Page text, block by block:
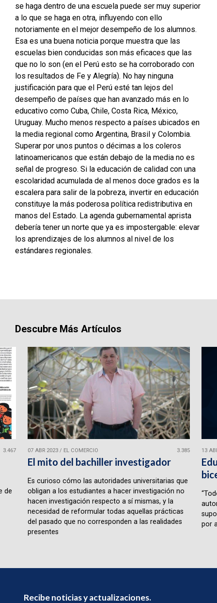
se haga dentro de una escuela puede ser muy superior
a lo que se haga en otra, influyendo con ello
notoriamente en el mejor desempeño de los alumnos.
Esa es una buena noticia porque muestra que las
escuelas bien conducidas son más eficaces que las
que no lo son (en el Perú esto se ha corroborado con
los resultados de Fe y Alegría). No hay ninguna
justificación para que el Perú esté tan lejos del
desempeño de países que han avanzado más en lo
educativo como Cuba, Chile, Costa Rica, México,
Uruguay. Mucho menos respecto a países ubicados en
la media regional como Argentina, Brasil y Colombia.
Superar por unos puntos o décimas a los coleros
latinoamericanos que están debajo de la media no es
señal de progreso. Si la educación de calidad con una
escolaridad acumulada de al menos doce grados es la
escalera para salir de la pobreza, invertir en educación
constituye la más poderosa política redistributiva en
manos del Estado. La agenda gubernamental aprista
debería tener un norte que ya es impostergable: elevar
los aprendizajes de los alumnos al nivel de los
estándares regionales.
Descubre Más Artículos
3.467
de
07 ABR 2023/ EL COMERCIO 3.385
El mito del bachiller investigador
Es curioso cómo las autoridades universitarias que
obligan a los estudiantes a hacer investigación no
hacen investigación respecto a sí mismas, y la
necesidad de reformular todas aquellas prácticas
del pasado que no corresponden a las realidades
presentes
13
por
Recibe noticias y actualizaciones.